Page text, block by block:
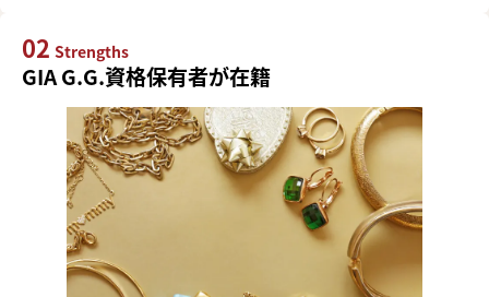
02 Strengths
GIA G.G.資格保有者が在籍